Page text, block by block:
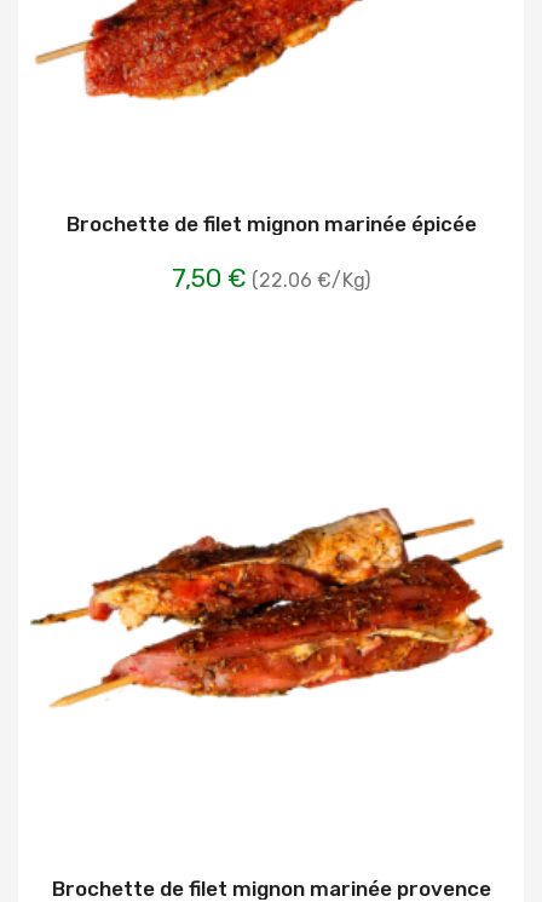
Brochette de filet mignon marinée épicée
7,50 € (22.06 €/Kg)
Brochette de filet mignon marinée provence